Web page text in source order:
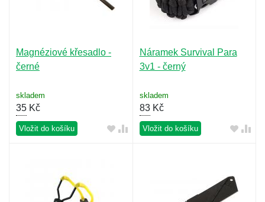
Magnéziové křesadlo -
černé
skladem
35 Kč
Vložit do košíku
Náramek Survival Para
3v1 - černý
skladem
83Kč
Vložit do košíku